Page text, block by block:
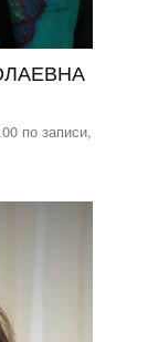
по записи,